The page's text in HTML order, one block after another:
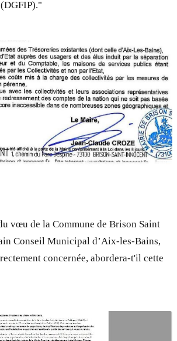
vœu de la Commune de Brison Saint
Conseil Municipal d’Aix-les-Bains,
concernée, abordera-t'il cette